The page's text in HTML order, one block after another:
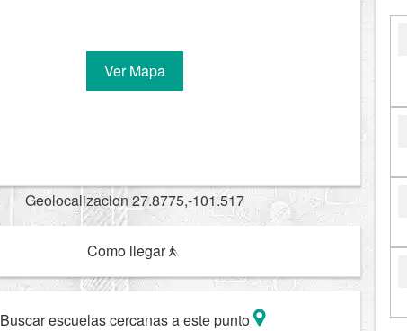
Ver Mapa
Geolocalizacion 27.8775,-101.517
Como llegar
Buscar escuelas cercanas a este punto